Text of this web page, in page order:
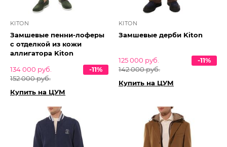
KITON
Замшевые пенни-лоферы
с отделкой из кожи
аллигатора Kiton
134 000 руб.
152 000 руб.
-11%
Купить на ЦУМ
KITON
Замшевые дерби Kiton
125 000 руб.
142 000 руб.
-11%
Купить на ЦУМ